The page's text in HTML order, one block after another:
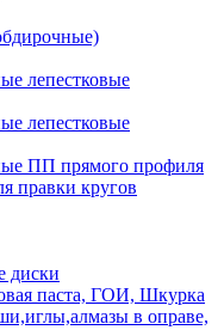
лепестковые
лепестковые
ПП прямого профиля
правки кругов
диски
паста, ГОИ, Шкурка
в оправе,